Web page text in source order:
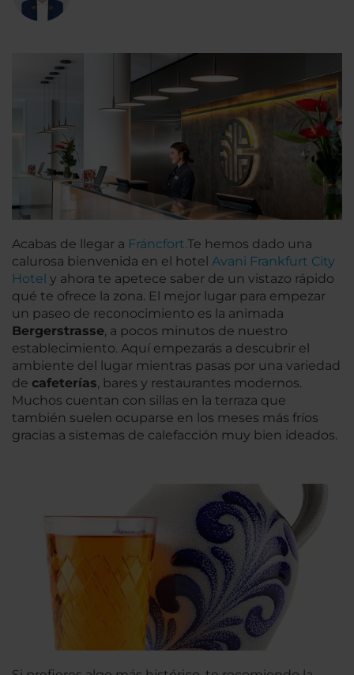
Acabas de llegar a Fráncfort.Te hemos dado una
calurosa bienvenida en el hotel Avani Frankfurt City
Hotel y ahora te apetece saber de un vistazo rápido
qué te ofrece la zona. El mejor lugar para empezar
un paseo de reconocimiento es la animada
Bergerstrasse, a pocos minutos de nuestro
establecimiento. Aquí empezarás a descubrir el
ambiente del lugar mientras pasas por una variedad
de cafeterías, bares y restaurantes modernos.
Muchos cuentan con sillas en la terraza que
también suelen ocuparse en los meses más fríos
gracias a sistemas de calefacción muy bien ideados.